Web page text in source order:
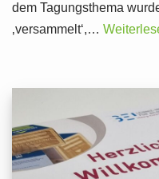
dem Tagungsthema
‚versammelt‘,…